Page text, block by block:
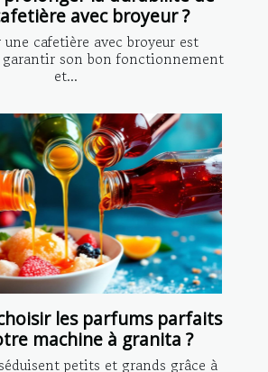
avec broyeur ?
cafetière avec broyeur est
garantir son bon fonctionnement
et...
les parfums parfaits
machine à granita ?
petits et grands grâce à